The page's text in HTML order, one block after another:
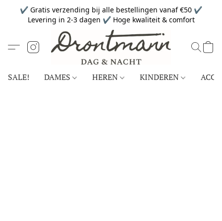
✔ Gratis verzending bij alle bestellingen vanaf €50 ✔
Levering in 2-3 dagen ✔ Hoge kwaliteit & comfort
SALE! DAMES HEREN KINDEREN